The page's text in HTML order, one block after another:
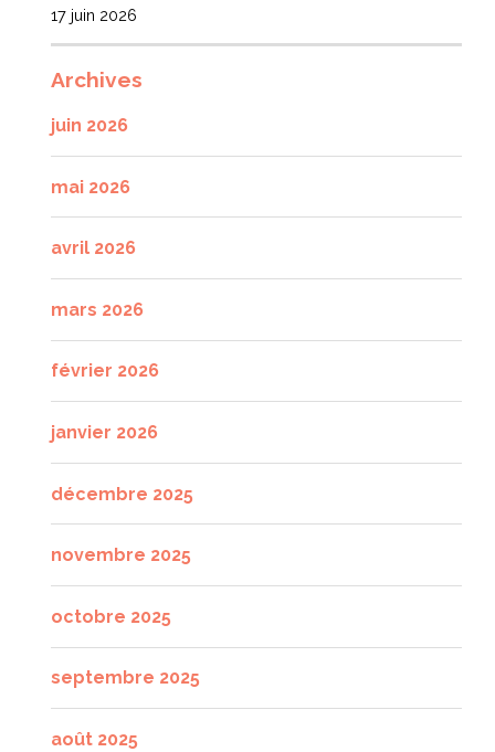
17 juin 2026
Archives
juin 2026
mai 2026
avril 2026
mars 2026
février 2026
janvier 2026
décembre 2025
novembre 2025
octobre 2025
septembre 2025
août 2025